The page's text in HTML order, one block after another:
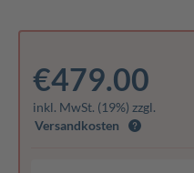
€479.00
inkl. MwSt. (19%) zzgl.
Versandkosten